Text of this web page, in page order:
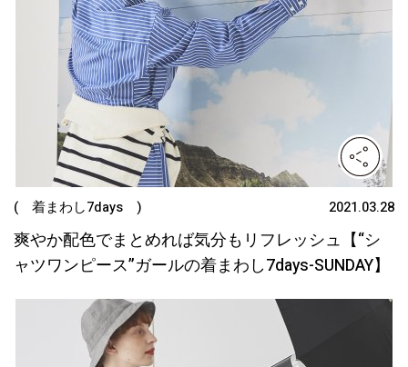
( 着まわし7days ) 2021.03.28
爽やか配色でまとめれば気分もリフレッシュ【“シ
ャツワンピース”ガールの着まわし7days-SUNDAY】